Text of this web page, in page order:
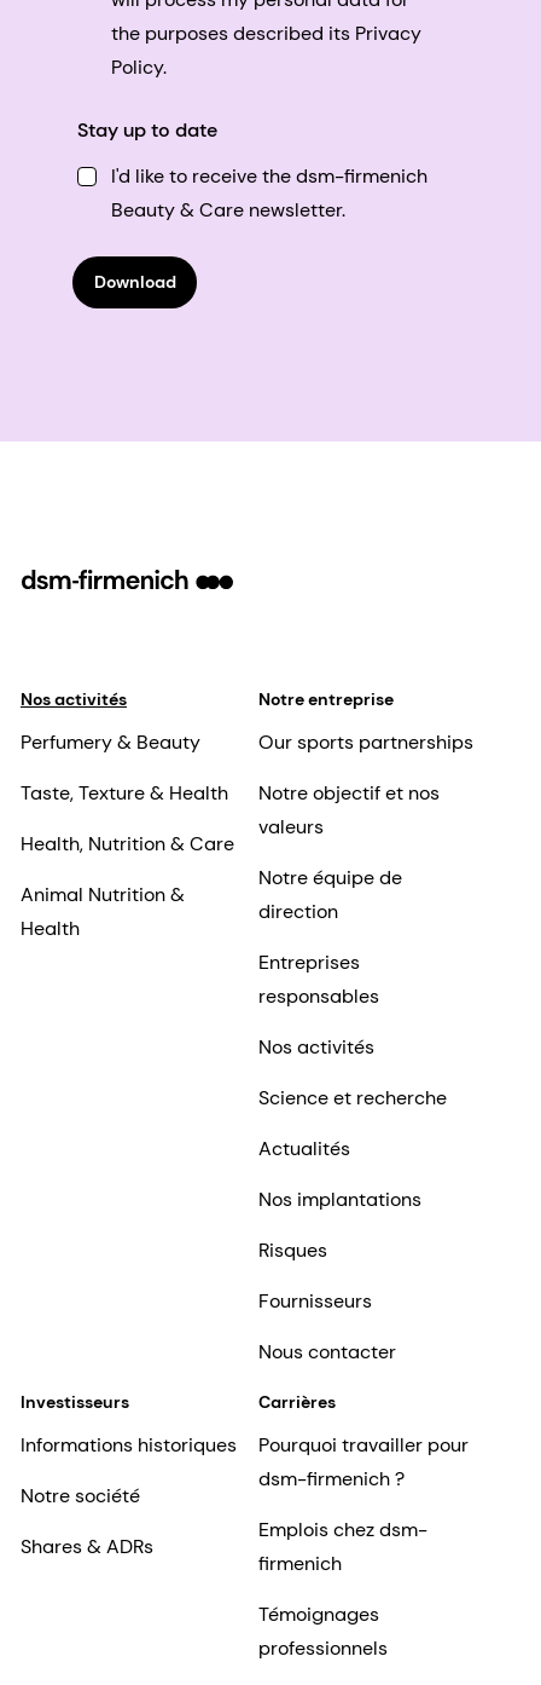
the purposes described its Privacy
Policy.
Stay up to date
I'd like to receive the dsm-firmenich
Beauty & Care newsletter.
Download
Nos activités
Perfumery & Beauty
Taste, Texture & Health
Health, Nutrition & Care
Animal Nutrition &
Health
Notre entreprise
Our sports partnerships
Notre objectif et nos
valeurs
Notre équipe de
direction
Entreprises
responsables
Nos activités
Science et recherche
Actualités
Nos implantations
Risques
Fournisseurs
Nous contacter
Investisseurs
Informations historiques
Notre société
Shares & ADRs
Carrières
Pourquoi travailler pour
dsm-firmenich ?
Emplois chez dsm-
firmenich
Témoignages
professionnels